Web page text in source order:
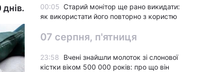
00:05 Старий монітор ще рано викидати:
як використати його повторно з користю
07 серпня, п'ятниця
23:58
Вчені знайшли молоток зі слонової
кістки віком 500 000 років: про що він